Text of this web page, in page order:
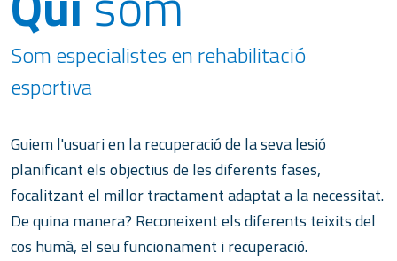
Som especialistes en rehabilitació
esportiva
Guiem l'usuari en la recuperació de la seva lesió
planificant els objectius de les diferents fases,
focalitzant el millor tractament adaptat a la necessitat.
De quina manera? Reconeixent els diferents teixits del
cos humà, el seu funcionament i recuperació.